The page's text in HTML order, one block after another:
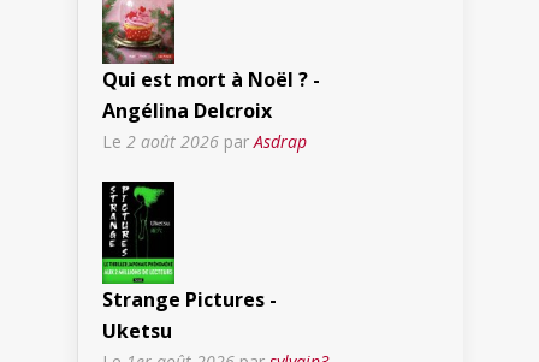
Qui est mort à Noël ? -
Angélina Delcroix
Le 2 août 2026 par Asdrap
Strange Pictures -
Uketsu